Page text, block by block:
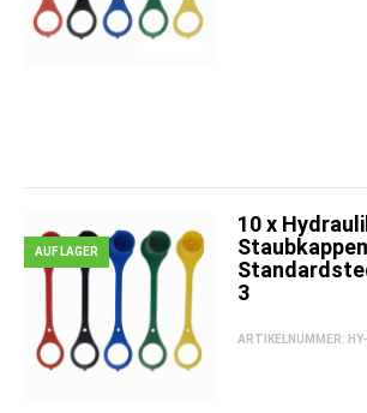
AUF LAGER
10 x
3
ARTIKELNUMMER: